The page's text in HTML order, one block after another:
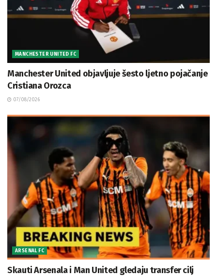
MANCHESTER UNITED FC
Manchester United objavljuje šesto ljetno pojačanje
Cristiana Orozca
07/08/2026
ARSENAL FC
Skauti Arsenala i Man United gledaju transfer cilj